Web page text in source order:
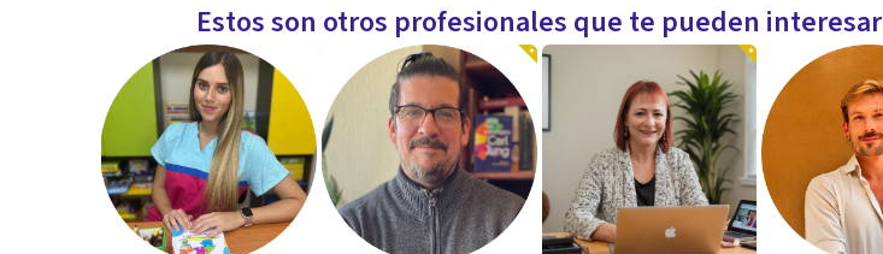
Estos son otros profesionales que te pueden interesar